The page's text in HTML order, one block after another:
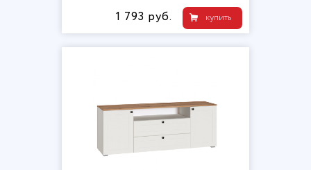
купить
1 793 руб.